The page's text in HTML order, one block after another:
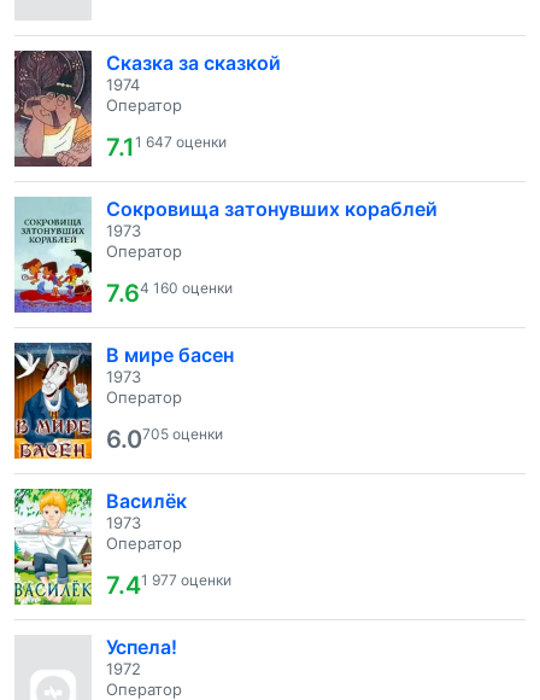
Сказка за сказкой
1974
Оператор
7.11 647 оценки
Сокровища затонувших кораблей
1973
Оператор
7.64 160 оценки
В мире басен
1973
Оператор
6.0705 оценки
Василёк
1973
Оператор
7.41 977 оценки
Успела!
1972
Оператор